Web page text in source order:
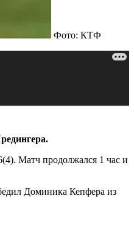
Фото: КТФ
Матч продолжался 1 час и
Доминика Кепфера из